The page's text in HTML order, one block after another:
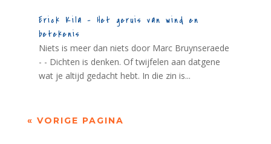
Erick Kila – Het geruis van wind en
betekenis
Niets is meer dan niets door Marc Bruynseraede
- - Dichten is denken. Of twijfelen aan datgene
wat je altijd gedacht hebt. In die zin is...
« VORIGE PAGINA